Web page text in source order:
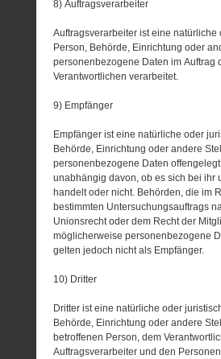
8) Auftragsverarbeiter
Auftragsverarbeiter ist eine natürliche
Person, Behörde, Einrichtung oder
personenbezogene Daten im Auftrag
Verantwortlichen verarbeitet.
9) Empfänger
Empfänger ist eine natürliche oder
Behörde, Einrichtung oder andere
personenbezogene Daten
unabhängig davon, ob es sich bei ihr
handelt oder nicht. Behörden, die im
bestimmten Untersuchungsauftrags
Unionsrecht oder dem Recht der
möglicherweise personenbezogene
gelten jedoch nicht als Empfänger.
10) Dritter
Dritter ist eine natürliche oder
Behörde, Einrichtung oder andere
betroffenen Person, dem
Auftragsverarbeiter und den